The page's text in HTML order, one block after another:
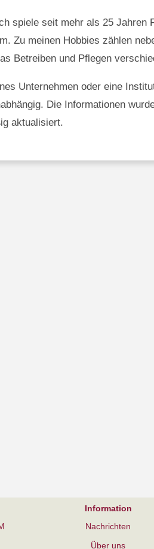
spiele seit mehr als 25 Jahren
Zu meinen Hobbies zählen
Betreiben und Pflegen
Unternehmen oder eine
Die Informationen
aktualisiert.
Information
Nachrichten
Über uns